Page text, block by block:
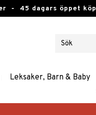
- 45 dagars öppet köp
Leksaker, Barn & Baby